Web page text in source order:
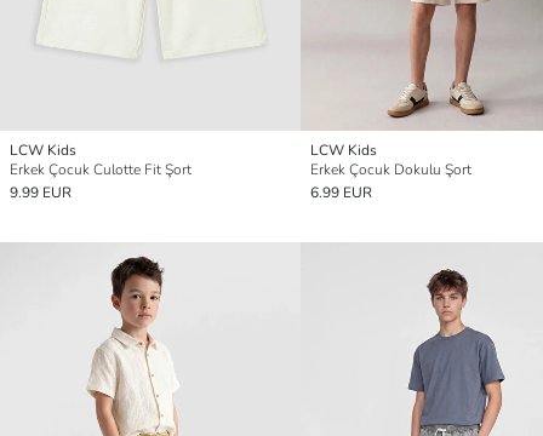
LCW Kids
Erkek Çocuk Culotte Fit Şort
9.99 EUR
LCW Kids
Erkek Çocuk Dokulu Şort
6.99 EUR